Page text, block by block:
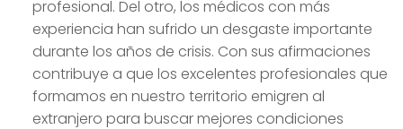
profesional. Del otro, los médicos con más
experiencia han sufrido un desgaste importante
durante los años de crisis. Con sus afirmaciones
contribuye a que los excelentes profesionales que
formamos en nuestro territorio emigren al
extranjero para buscar mejores condiciones